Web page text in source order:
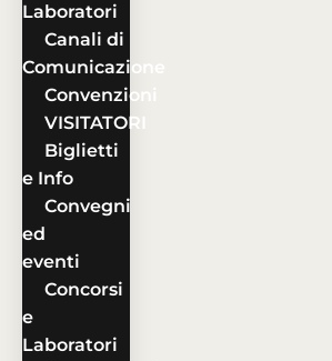
Laboratori
Canali di
Comunicazione
Convenzioni
VISITATORI
Biglietti
e Info
Convegni
ed
eventi
Concorsi
e
Laboratori